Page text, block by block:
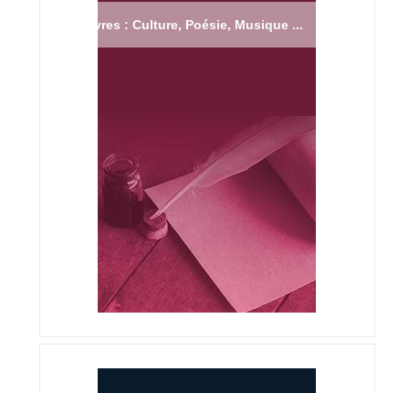
Livres : Culture, Poésie, Musique ...